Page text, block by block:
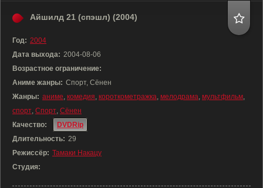
Айшилд 21 (спэшл) (2004)
Год: 2004
Дата выхода: 2004-08-06
Возрастное ограничение:
Аниме жанры: Спорт, Сёнен
Жанры: аниме, комедия, короткометражка, мелодрама, мультфильм,
спорт, Спорт, Сёнен
Качество:
DVDRip
Длительность: 29
Режиссёр: Тамаки Накацу
Студия: